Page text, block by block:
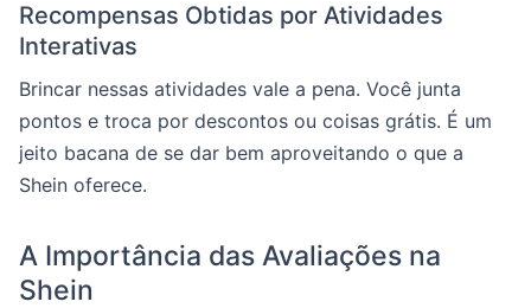
Recompensas Obtidas por Atividades
Interativas
Brincar nessas atividades vale a pena. Você junta
pontos e troca por descontos ou coisas grátis. É um
jeito bacana de se dar bem aproveitando o que a
Shein oferece.
A Importância das Avaliações na
Shein